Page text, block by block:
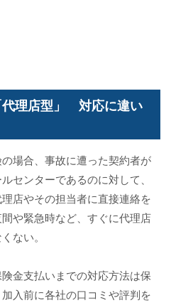
代理店型」 対応に違い
場合、事故に遭った契約者が
センターであるのに対して、
店やその担当者に直接連絡を
や緊急時など、すぐに代理店
ない。
金支払いまでの対応方法は保
入前に各社の口コミや評判を